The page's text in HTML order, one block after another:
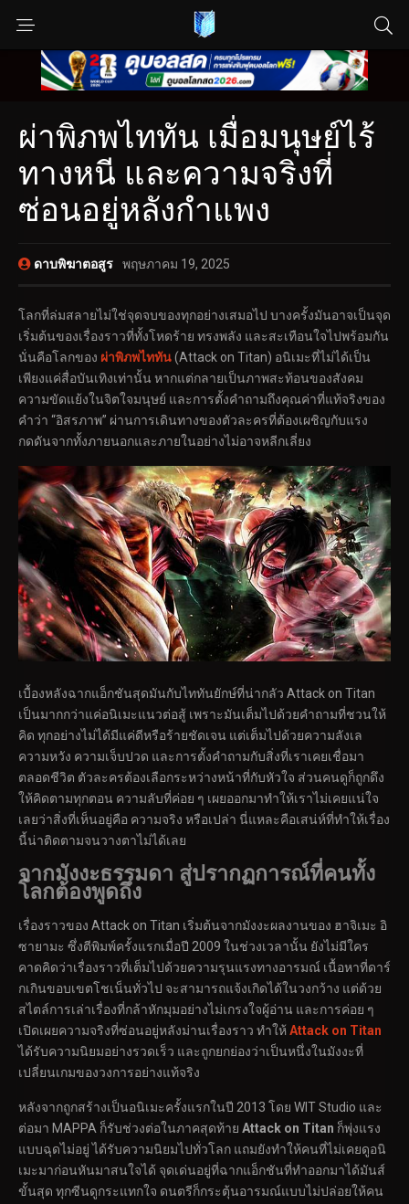
ผ่าพิภพไททัน เมื่อมนุษย์ไร้
ทางหนี และความจริงที่
ซ่อนอยู่หลังกำแพง
ดาบพิฆาตอสูร พฤษภาคม 19, 2025
โลกที่ล่มสลายไม่ใช่จุดจบของทุกอย่างเสมอไป บางครั้งมันอาจเป็นจุด
เริ่มต้นของเรื่องราวที่ทั้งโหดร้าย ทรงพลัง และสะเทือนใจไปพร้อมกัน
นั่นคือโลกของ ผ่าพิภพไททัน(Attack on Titan) อนิเมะที่ไม่ได้เป็น
เพียงแค่สื่อบันเทิงเท่านั้น หากแต่กลายเป็นภาพสะท้อนของสังคม
ความขัดแย้งในจิตใจมนุษย์ และการตั้งคำถามถึงคุณค่าที่แท้จริงของ
คำว่า “อิสรภาพ” ผ่านการเดินทางของตัวละครที่ต้องเผชิญกับแรง
กดดันจากทั้งภายนอกและภายในอย่างไม่อาจหลีกเลี่ยง
เบื้องหลังฉากแอ็กชันสุดมันกับไททันยักษ์ที่น่ากลัว Attack on Titan
เป็นมากกว่าแค่อนิเมะแนวต่อสู้ เพราะมันเต็มไปด้วยคำถามที่ชวนให้
คิด ทุกอย่างไม่ได้มีแค่ดีหรือร้ายชัดเจน แต่เต็มไปด้วยความลังเล
ความหวัง ความเจ็บปวด และการตั้งคำถามกับสิ่งที่เราเคยเชื่อมา
ตลอดชีวิต ตัวละครต้องเลือกระหว่างหน้าที่กับหัวใจ ส่วนคนดูก็ถูกดึง
ให้คิดตามทุกตอน ความลับที่ค่อย ๆ เผยออกมาทำให้เราไม่เคยแน่ใจ
เลยว่าสิ่งที่เห็นอยู่คือ ความจริง หรือเปล่า นี่แหละคือเสน่ห์ที่ทำให้เรื่อง
นี้น่าติดตามจนวางตาไม่ได้เลย
จากมังงะธรรมดา สู่ปรากฏการณ์ที่คนทั้ง
โลกต้องพูดถึง
เรื่องราวของ Attack on Titan เริ่มต้นจากมังงะผลงานของ ฮาจิเมะ อิ
ซายามะ ซึ่งตีพิมพ์ครั้งแรกเมื่อปี 2009 ในช่วงเวลานั้น ยังไม่มีใคร
คาดคิดว่าเรื่องราวที่เต็มไปด้วยความรุนแรงทางอารมณ์ เนื้อหาที่ดาร์
กเกินขอบเขตโชเน็นทั่วไป จะสามารถแจ้งเกิดได้ในวงกว้าง แต่ด้วย
สไตล์การเล่าเรื่องที่กล้าหักมุมอย่างไม่เกรงใจผู้อ่าน และการค่อย ๆ
เปิดเผยความจริงที่ซ่อนอยู่หลังม่านเรื่องราว ทำให้Attack on Titan
ได้รับความนิยมอย่างรวดเร็ว และถูกยกย่องว่าเป็นหนึ่งในมังงะที่
เปลี่ยนเกมของวงการอย่างแท้จริง
หลังจากถูกสร้างเป็นอนิเมะครั้งแรกในปี 2013 โดย WIT Studio และ
ต่อมา MAPPA ก็รับช่วงต่อในภาคสุดท้าย Attack on Titan ก็พุ่งแรง
แบบฉุดไม่อยู่ ได้รับความนิยมไปทั่วโลก แถมยังทำให้คนที่ไม่เคยดูอนิ
เมะมาก่อนหันมาสนใจได้ จุดเด่นอยู่ที่ฉากแอ็กชันที่ทำออกมาได้มันส์
ขั้นสุด ทุกซีนดูกระแทกใจ ดนตรีก็กระตุ้นอารมณ์แบบไม่ปล่อยให้คน